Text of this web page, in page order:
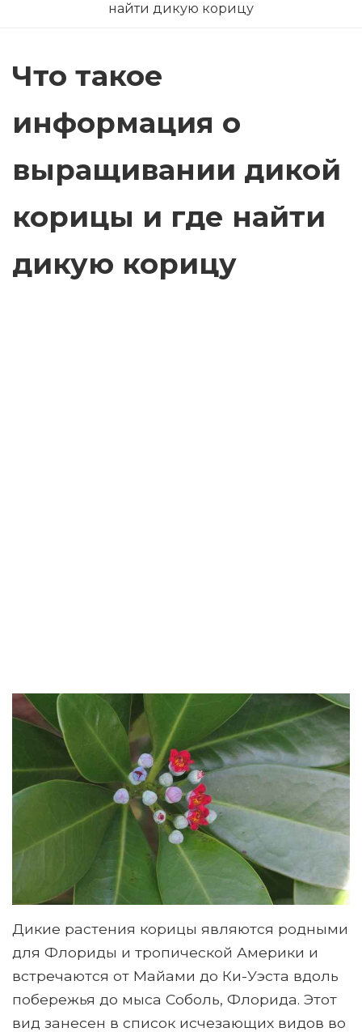
найти дикую корицу
Что такое
информация о
выращивании дикой
корицы и где найти
дикую корицу
Дикие растения корицы являются родными
для Флориды и тропической Америки и
встречаются от Майами до Ки-Уэста вдоль
побережья до мыса Соболь, Флорида. Этот
вид занесен в список исчезающих видов во